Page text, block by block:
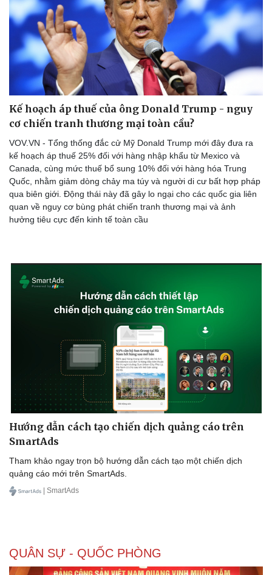
Thể thao
Bóng đá
Lịch thi đấu bóng đá
Thế giới thể thao
eSports
Hậu trường
Ô tô - Xe máy
Ô tô
Xe máy
Tư vấn
Kế hoạch áp thuế của ông Donald Trump - nguy
cơ chiến tranh thương mại toàn cầu?
VOV.VN - Tổng thống đắc cử Mỹ Donald Trump mới đây đưa ra
kế hoạch áp thuế 25% đối với hàng nhập khẩu từ Mexico và
Canada, cùng mức thuế bổ sung 10% đối với hàng hóa Trung
Quốc, nhằm giảm dòng chảy ma túy và người di cư bất hợp pháp
qua biên giới. Động thái này đã gây lo ngại cho các quốc gia liên
quan về nguy cơ bùng phát chiến tranh thương mại và ảnh
hưởng tiêu cực đến kinh tế toàn cầu
Hướng dẫn cách tạo chiến dịch quảng cáo trên
SmartAds
Tham khảo ngay trọn bộ hướng dẫn cách tạo một chiến dịch
quảng cáo mới trên SmartAds.
| SmartAds
QUÂN SỰ - QUỐC PHÒNG